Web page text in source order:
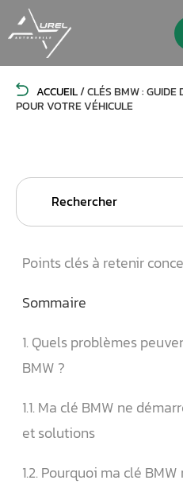
ACCUEIL/CLÉS BMW : GUIDE
POUR VOTRE VÉHICULE
Search
Points clés à retenir
Sommaire
1. Quels problèmes
BMW ?
1.1. Ma clé BMW ne
et solutions
1.2. Pourquoi ma clé